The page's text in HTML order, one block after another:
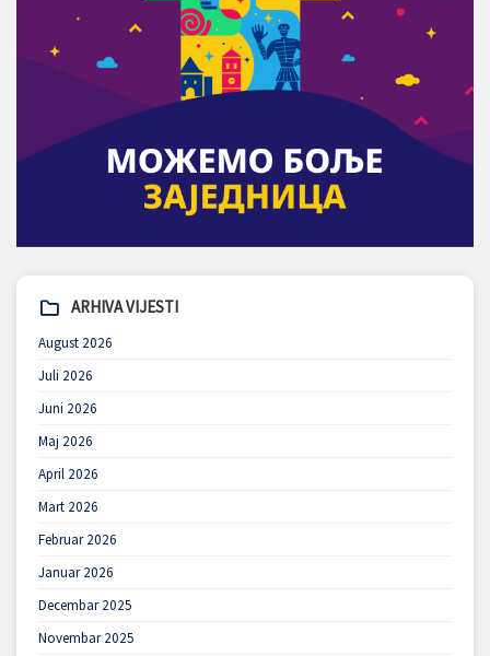
ARHIVA VIJESTI
August 2026
Juli 2026
Juni 2026
Maj 2026
April 2026
Mart 2026
Februar 2026
Januar 2026
Decembar 2025
Novembar 2025